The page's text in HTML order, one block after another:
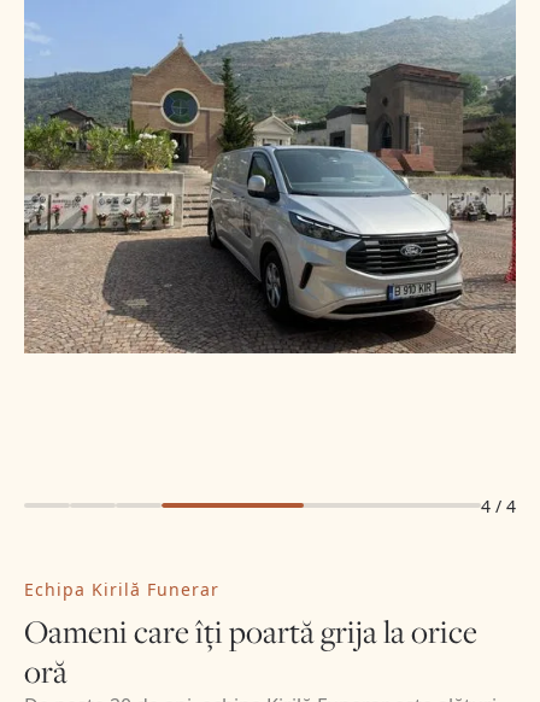
4 / 4
Echipa Kirilă Funerar
Oameni care îți poartă grija la orice
oră